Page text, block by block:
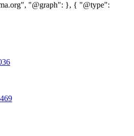
"@graph": }, { "@type":
469